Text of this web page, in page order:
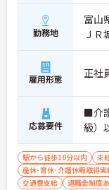
勤務地
富山
ＪＲ
雇用形態 正社
応募要件
■介
級）
駅から徒歩10分以内 未
産休･育休･介護休暇取得実
交通費支給
退職金制度